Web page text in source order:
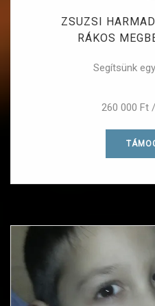
ZSUZSI
RÁKOS
Segítsünk
260 000 Ft /